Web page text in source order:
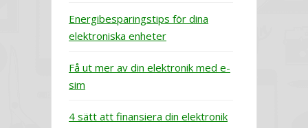
Energibesparingstips för dina
elektroniska enheter
Få ut mer av din elektronik med e-
sim
4 sätt att finansiera din elektronik